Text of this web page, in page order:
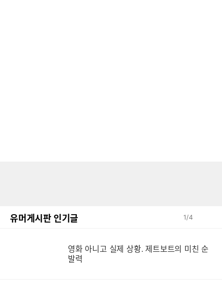
유머게시판 인기글 1/4
영화 아니고 실제 상황. 제트보트의 미친 순
발력